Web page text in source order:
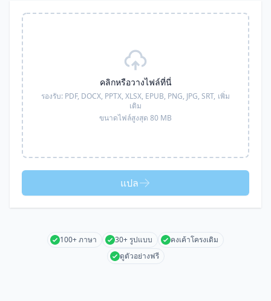
คลิกหรือวางไฟล์ที่นี่
รองรับ: PDF, DOCX, PPTX, XLSX, EPUB, PNG, JPG, SRT, เพิ่ม
เติม
ขนาดไฟล์สูงสุด 80 MB
แปล
100+ ภาษา 30+ รูปแบบ
คงเค้าโครงเดิม
ดูตัวอย่างฟรี